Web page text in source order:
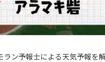
ン予報士による天気予報を